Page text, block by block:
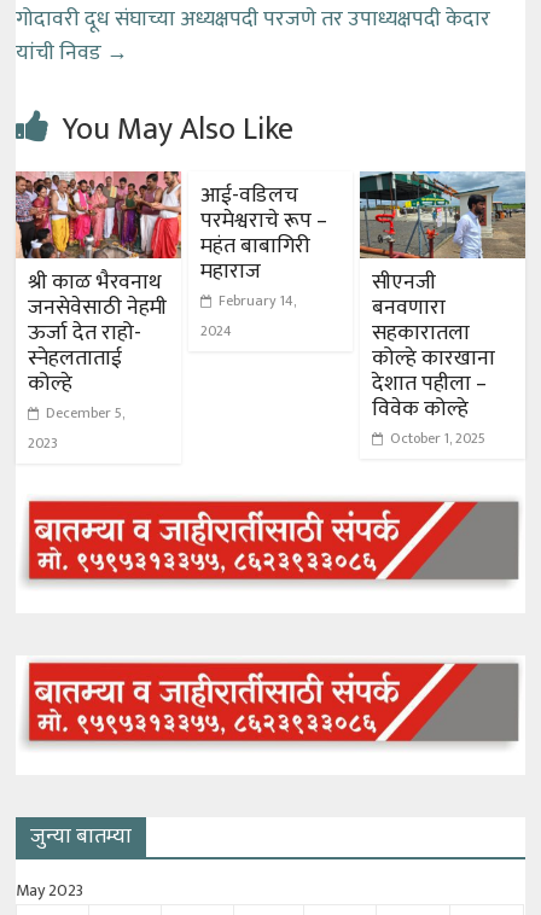
गोदावरी दूध संघाच्या अध्यक्षपदी परजणे तर उपाध्यक्षपदी केदार
यांची निवड →
You May Also Like
श्री काळ भैरवनाथ
जनसेवेसाठी नेहमी
ऊर्जा देत राहो-
स्नेहलताताई
कोल्हे
December 5,
2023
आई-वडिलच
परमेश्वराचे रूप –
महंत बाबागिरी
महाराज
February 14,
2024
सीएनजी
बनवणारा
सहकारातला
कोल्हे कारखाना
देशात पहीला –
विवेक कोल्हे
October 1, 2025
जुन्या बातम्या
May 2023